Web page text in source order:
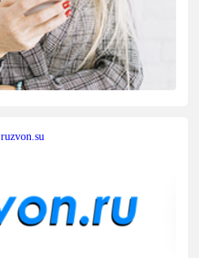
ruzvon.su